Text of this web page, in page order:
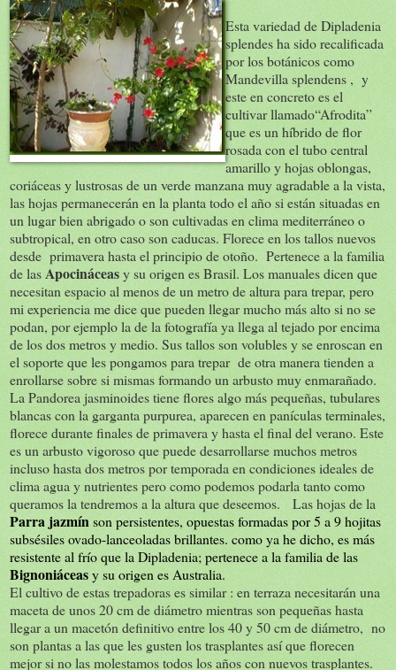
Esta variedad de Dipladenia
splendes ha sido recalificada
por los botánicos como
Mandevilla splendens , y
este en concreto es el
cultivar llamado“Afrodita”
que es un híbrido de flor
rosada con el tubo central
amarillo y hojas oblongas,
coriáceas y lustrosas de un verde manzana muy agradable a la vista,
las hojas permanecerán en la planta todo el año si están situadas en
un lugar bien abrigado o son cultivadas en clima mediterráneo o
subtropical, en otro caso son caducas. Florece en los tallos nuevos
desde primavera hasta el principio de otoño. Pertenece a la familia
de lasApocináceasy su origen es Brasil. Los manuales dicen que
necesitan espacio al menos de un metro de altura para trepar, pero
mi experiencia me dice que pueden llegar mucho más alto si no se
podan, por ejemplo la de la fotografía ya llega al tejado por encima
de los dos metros y medio. Sus tallos son volubles y se enroscan en
el soporte que les pongamos para trepar de otra manera tienden a
enrollarse sobre si mismas formando un arbusto muy enmarañado.
La Pandorea jasminoides tiene flores algo más pequeñas, tubulares
blancas con la garganta purpurea, aparecen en panículas terminales,
florece durante finales de primavera y hasta el final del verano. Este
es un arbusto vigoroso que puede desarrollarse muchos metros
incluso hasta dos metros por temporada en condiciones ideales de
clima agua y nutrientes pero como podemos podarla tanto como
queramos la tendremos a la altura que deseemos. Las hojas de la
Parra jazmínson persistentes, opuestas formadas por 5 a 9 hojitas
subsésiles ovado-lanceoladas brillantes. como ya he dicho, es más
resistente al frío que la Dipladenia; pertenece a la familia de las
Bignoniáceasy su origen es Australia.
El cultivo de estas trepadoras es similar : en terraza necesitarán una
maceta de unos 20 cm de diámetro mientras son pequeñas hasta
llegar a un macetón definitivo entre los 40 y 50 cm de diámetro, no
son plantas a las que les gusten los trasplantes así que florecen
mejor si no las molestamos todos los años con nuevos trasplantes.